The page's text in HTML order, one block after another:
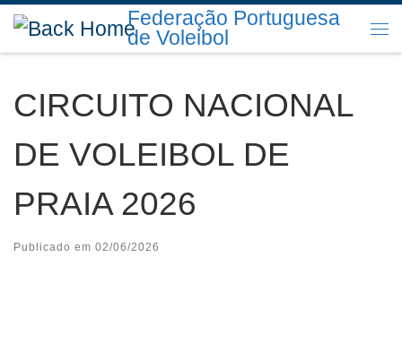
Skip to content Federação Portuguesa
de Voleibol
CIRCUITO NACIONAL
DE VOLEIBOL DE
PRAIA 2026
Publicado em 02/06/2026